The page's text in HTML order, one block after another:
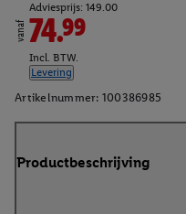
vanaf
Adviesprijs: 149.00
74.99
Incl. BTW.
Levering
Artikelnummer: 100386985
Productbeschrijving